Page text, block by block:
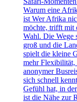
Warum eine
ist Wer Afrika
möchte, trifft mit
Wahl. Die Wege
groß und die
spielt die kleine
mehr Flexibilität,
anonymer
sich schnell
Gefühl hat, in
ist die Nähe zur